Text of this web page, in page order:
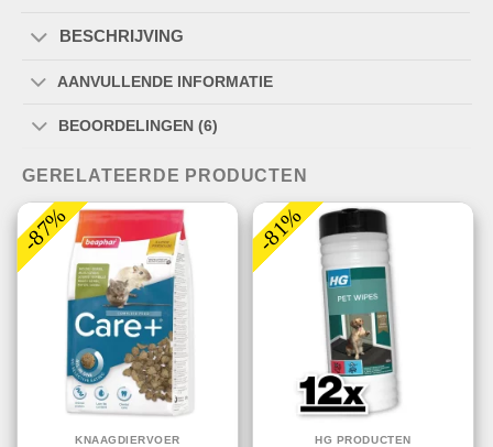
BESCHRIJVING
AANVULLENDE INFORMATIE
BEOORDELINGEN (6)
GERELATEERDE PRODUCTEN
-87%
KNAAGDIERVOER
-81%
HG PRODUCTEN